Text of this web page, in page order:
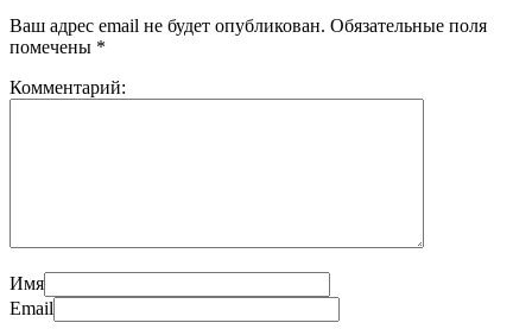
Ваш адрес email не будет опубликован. Обязательные поля
помечены *
Комментарий:
Имя
Email